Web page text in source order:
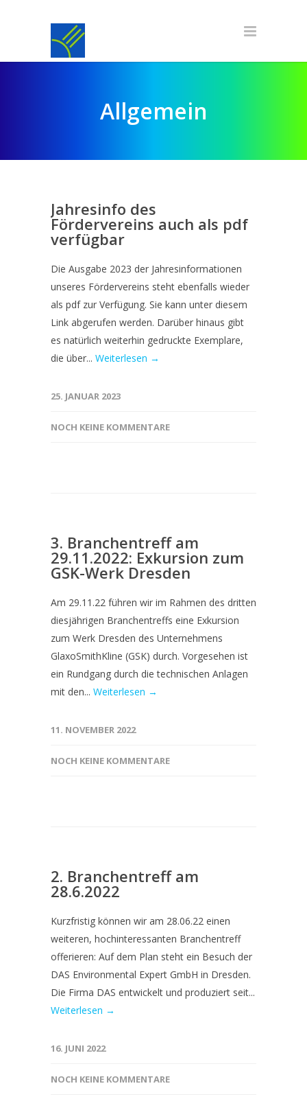
Allgemein
Jahresinfo des
Fördervereins auch als pdf
verfügbar
Die Ausgabe 2023 der Jahresinformationen
unseres Fördervereins steht ebenfalls wieder
als pdf zur Verfügung. Sie kann unter diesem
Link abgerufen werden. Darüber hinaus gibt
es natürlich weiterhin gedruckte Exemplare,
die über... Weiterlesen →
25. JANUAR 2023
NOCH KEINE KOMMENTARE
3. Branchentreff am
29.11.2022: Exkursion zum
GSK-Werk Dresden
Am 29.11.22 führen wir im Rahmen des dritten
diesjährigen Branchentreffs eine Exkursion
zum Werk Dresden des Unternehmens
GlaxoSmithKline (GSK) durch. Vorgesehen ist
ein Rundgang durch die technischen Anlagen
mit den... Weiterlesen →
11. NOVEMBER 2022
NOCH KEINE KOMMENTARE
2. Branchentreff am
28.6.2022
Kurzfristig können wir am 28.06.22 einen
weiteren, hochinteressanten Branchentreff
offerieren: Auf dem Plan steht ein Besuch der
DAS Environmental Expert GmbH in Dresden.
Die Firma DAS entwickelt und produziert seit...
Weiterlesen →
16. JUNI 2022
NOCH KEINE KOMMENTARE